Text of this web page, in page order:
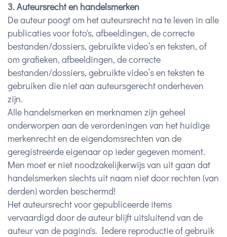
3. Auteursrecht en handelsmerken
De auteur poogt om het auteursrecht na te leven in alle
publicaties voor foto's, afbeeldingen, de correcte
bestanden/dossiers, gebruikte video’s en teksten, of
om grafieken, afbeeldingen, de correcte
bestanden/dossiers, gebruikte video’s en teksten te
gebruiken die niet aan auteursgerecht onderheven
zijn.
Alle handelsmerken en merknamen zijn geheel
onderworpen aan de verordeningen van het huidige
merkenrecht en de eigendomsrechten van de
geregistreerde eigenaar op ieder gegeven moment.
Men moet er niet noodzakelijkerwijs van uit gaan dat
handelsmerken slechts uit naam niet door rechten (van
derden) worden beschermd!
Het auteursrecht voor gepubliceerde items
vervaardigd door de auteur blijft uitsluitend van de
auteur van de pagina's. Iedere reproductie of gebruik